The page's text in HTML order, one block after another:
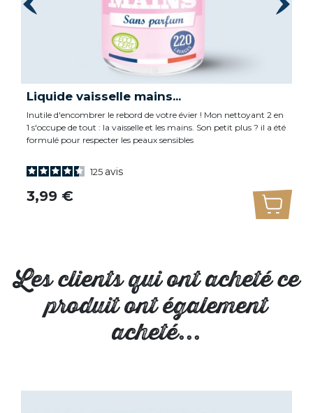
au panier
Liquide vaisselle mains...
Inutile d'encombrer le rebord de votre évier ! Mon nettoyant 2 en
1 s'occupe de tout : la vaisselle et les mains. Son petit plus ? il a été
formulé pour respecter les peaux sensibles
125 avis
Prix
3,99 €
Les clients qui ont acheté ce
produit ont également
acheté...